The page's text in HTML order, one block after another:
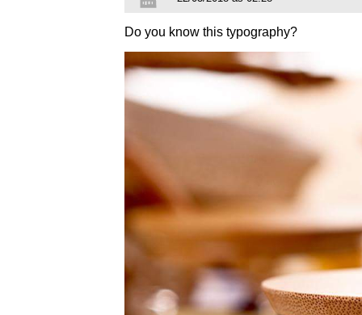
Do you know this typography?